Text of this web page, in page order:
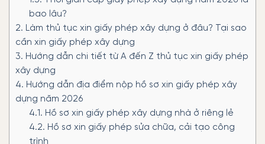
bao lâu?
2. Làm thủ tục xin giấy phép xây dựng ở đâu? Tại sao
cần xin giấy phép xây dựng
3. Hướng dẫn chi tiết từ A đến Z thủ tục xin giấy phép
xây dựng
4. Hướng dẫn địa điểm nộp hồ sơ xin giấy phép xây
dựng năm 2026
4.1. Hồ sơ xin giấy phép xây dựng nhà ở riêng lẻ
4.2. Hồ sơ xin giấy phép sửa chữa, cải tạo công
trình